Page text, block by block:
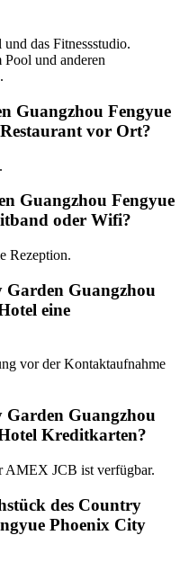
das Fitnessstudio.
und anderen
Guangzhou Fengyue
vor Ort?
Guangzhou Fengyue
oder Wifi?
Rezeption.
Guangzhou
eine
vor der Kontaktaufnahme
Guangzhou
Kreditkarten?
AMEX JCB ist verfügbar.
des Country
Phoenix City